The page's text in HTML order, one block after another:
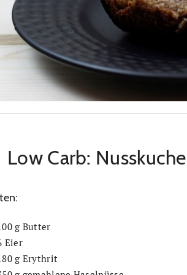
Low Carb:
g Butter
Eier
g Erythrit